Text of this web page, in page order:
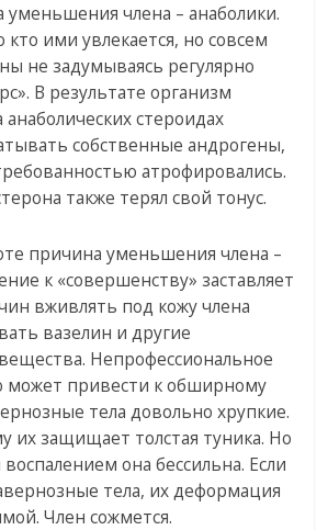
уменьшения члена – анаболики.
кто ими увлекается, но совсем
не задумываясь регулярно
В результате организм
стероидах
собственные андрогены,
атрофировались.
также терял свой тонус.
причина уменьшения члена –
к «совершенству» заставляет
вживлять под кожу члена
вазелин и другие
Непрофессиональное
может привести к обширному
тела довольно хрупкие.
их защищает толстая туника. Но
она бессильна. Если
тела, их деформация
Член сожмется.